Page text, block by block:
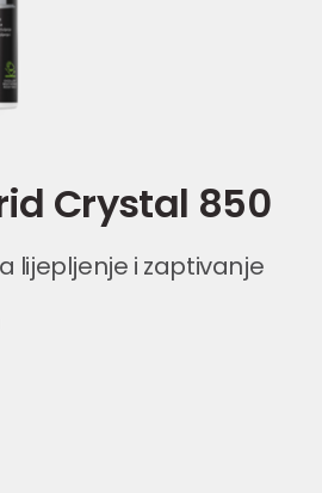
Crystal 850
lijepljenje i zaptivanje